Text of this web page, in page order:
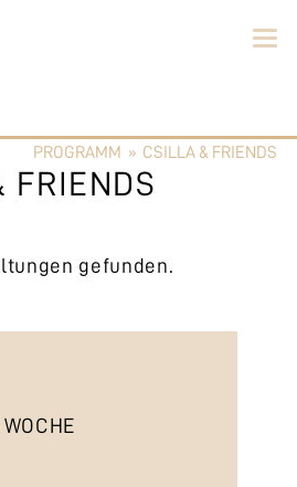
Zollikerberg
PROGRAMM » CSILLA & FRIENDS
FRIENDS
gefunden.